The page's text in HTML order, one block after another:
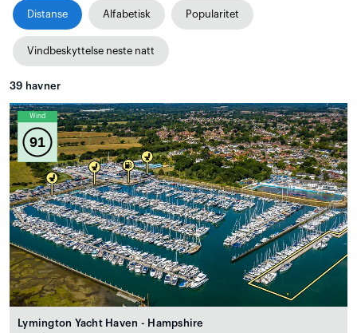
Distanse Alfabetisk Popularitet
Vindbeskyttelse neste natt
39 havner
Wind
91
Lymington Yacht Haven - Hampshire